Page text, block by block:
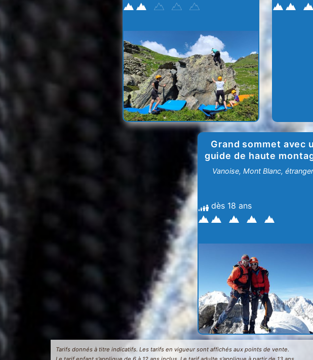
Grand sommet avec
guide de haute
Vanoise, Mont Blanc,
dès 18 ans
Tarifs donnés à titre indicatifs. Les tarifs en vigueur sont affichés aux points de vente.